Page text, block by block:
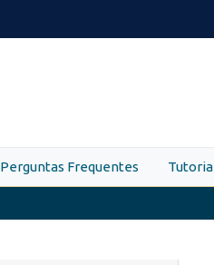
Perguntas Frequentes